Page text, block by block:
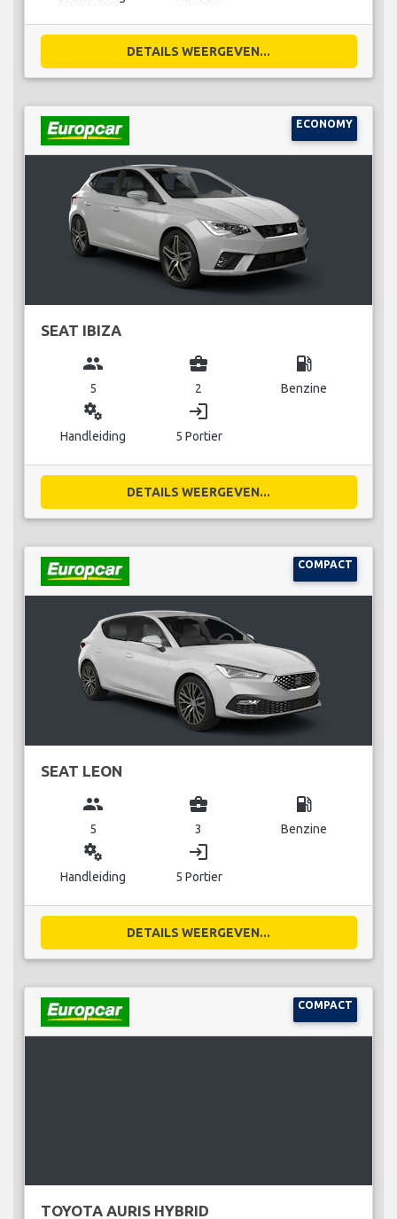
DETAILS WEERGEVEN...
ECONOMY
SEAT IBIZA
group
5
business_center
2
local_gas_station
Benzine
miscellaneous_services
Handleiding
login
5 Portier
DETAILS WEERGEVEN...
COMPACT
SEAT LEON
group
5
business_center
3
local_gas_station
Benzine
miscellaneous_services
Handleiding
login
5 Portier
DETAILS WEERGEVEN...
COMPACT
TOYOTA AURIS HYBRID